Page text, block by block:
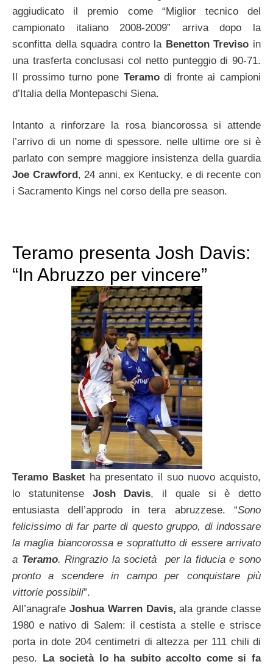
aggiudicato il premio come “Miglior tecnico del
campionato italiano 2008-2009” arriva dopo la
sconfitta della squadra contro la Benetton Treviso in
una trasferta conclusasi col netto punteggio di 90-71.
Il prossimo turno pone Teramodi fronte ai campioni
d’Italia della Montepaschi Siena.
Intanto a rinforzare la rosa biancorossa si attende
l’arrivo di un nome di spessore. nelle ultime ore si è
parlato con sempre maggiore insistenza della guardia
Joe Crawford , 24 anni, ex Kentucky, e di recente con
i Sacramento Kings nel corso della pre season.
Teramo presenta Josh Davis:
“In Abruzzo per vincere”
Teramo Basket ha presentato il suo nuovo acquisto,
lo statunitense Josh Davis, il quale si è detto
entusiasta dell’approdo in tera abruzzese. “Sono
felicissimo di far parte di questo gruppo, di indossare
la maglia biancorossa e soprattutto di essere arrivato
a Teramo. Ringrazio la società per la fiducia e sono
pronto a scendere in campo per conquistare più
vittorie possibili”.
All’anagrafe Joshua Warren Davis,ala grande classe
1980 e nativo di Salem: il cestista a stelle e strisce
porta in dote 204 centimetri di altezza per 111 chili di
peso.
La società lo ha subito accolto come si fa